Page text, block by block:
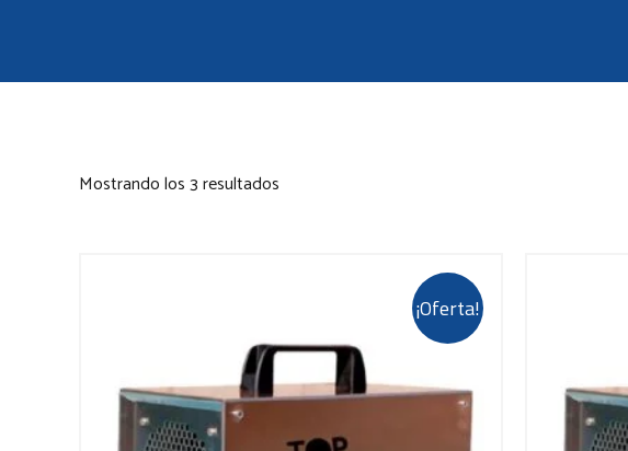
Mostrando los 3 resultados
¡Oferta!